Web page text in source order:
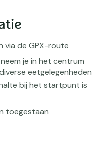
via de GPX-route
je in het centrum
eetgelegenheden
bij het startpunt is
toegestaan